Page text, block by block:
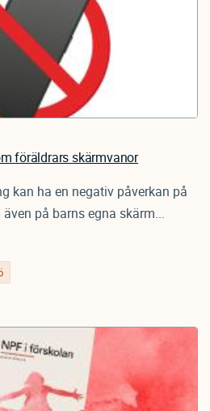
föräldrars skärmvanor
kan ha en negativ påverkan på
på barns egna skärm...